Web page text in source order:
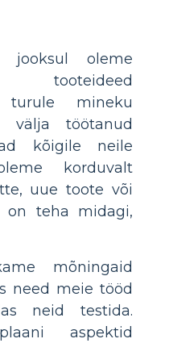
jooksul oleme
turule mineku
välja töötanud
kõigile neile
korduvalt
uue toote või
on teha midagi,
mõningaid
need meie tööd
neid testida.
aspektid